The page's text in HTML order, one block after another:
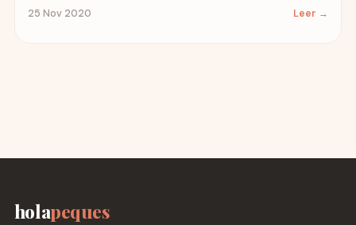
25 Nov 2020 Leer →
holapeques